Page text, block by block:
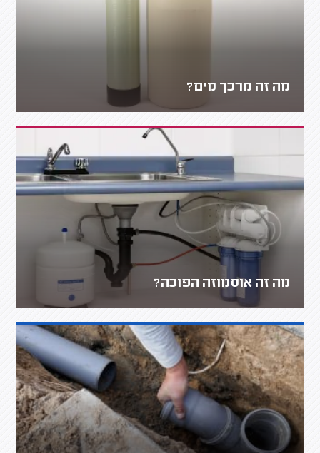
מה זה מרכך מים?
מה זה אוסמוזה הפוכה?